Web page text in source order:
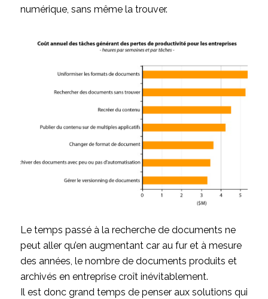
numérique, sans même la trouver.
Le temps passé à la recherche de documents ne
peut aller qu’en augmentant car au fur et à mesure
des années, le nombre de documents produits et
archivés en entreprise croît inévitablement.
Il est donc grand temps de penser aux solutions qui